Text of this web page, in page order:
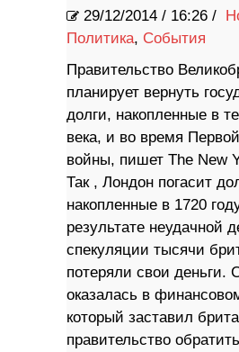
29/12/2014 / 16:26 /
Политика, События
Правительство
планирует вернуть
долги, накопленные в
века, и во время
войны, пишет The New
Так , Лондон погасит
накопленные в 1720
результате неудачной
спекуляции тысячи
потеряли свои деньги.
оказалась в
который заставил
правительство